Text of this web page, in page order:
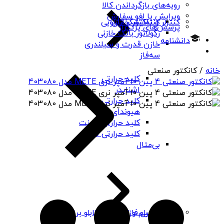
کلید حرارتی
اشنایدر
کلید حرارتی
هیوندای
کلید حرارتی چینت
کلید حرارتی PNS
بی‌متال
کنتاکتور خازنی
رگولاتور بانک خازنی
خازن قدرت و سیلندری
سه‌فاز
کنترلر و نمایشگر تابلویی
کنترل فاز
تابلو، تقسیم و تجهیزات تابلو برق
رویه‌های بازگرداندن کالا
ویرایش یا لغو سفارش
پرسش‌های پرتکرار
دانشنامه
خانه / کانکتور صنعتی